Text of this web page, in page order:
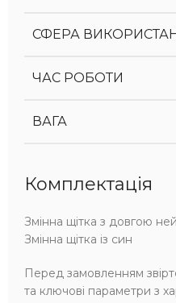
СФЕРА
ЧАС РОБОТИ
ВАГА
Комплектація
Змінна щітка з довгою
Змінна щітка із син
Перед замовленням
та ключові параметри з